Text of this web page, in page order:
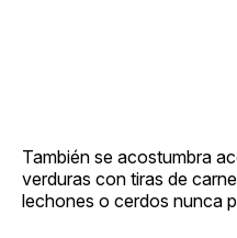
También se acostumbra
verduras con tiras de
lechones o cerdos nunca